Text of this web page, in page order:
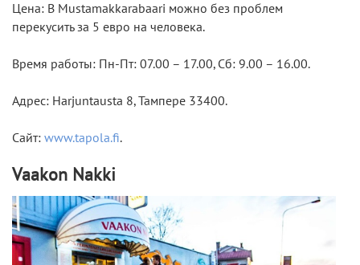
Цена: В Mustamakkarabaari можно без проблем
перекусить за 5 евро на человека.
Время работы: Пн-Пт: 07.00 – 17.00, Сб: 9.00 – 16.00.
Адрес: Harjuntausta 8, Тампере 33400.
Сайт: www.tapola.fi.
Vaakon Nakki